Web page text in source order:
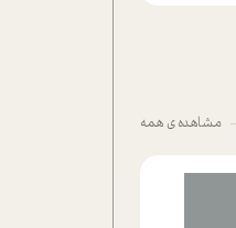
مشاهده ی همه